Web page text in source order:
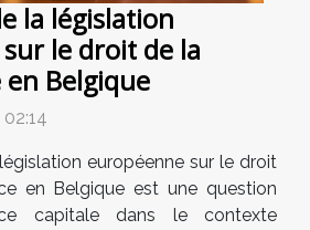
la législation
le droit de la
Belgique
européenne sur le droit
en Belgique est une question
capitale dans le contexte